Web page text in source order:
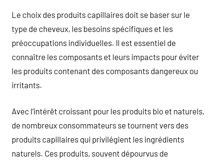
Le choix des produits capillaires doit se baser sur le
type de cheveux, les besoins spécifiques et les
préoccupations individuelles. Il est essentiel de
connaître les composants et leurs impacts pour éviter
les produits contenant des composants dangereux ou
irritants.
Avec l’intérêt croissant pour les produits bio et naturels,
de nombreux consommateurs se tournent vers des
produits capillaires qui privilégient les ingrédients
naturels. Ces produits, souvent dépourvus de